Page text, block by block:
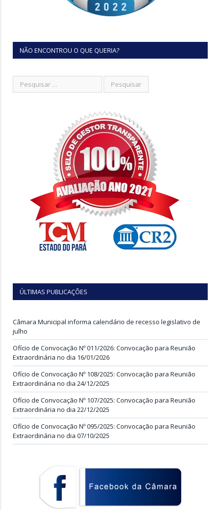
NÃO ENCONTROU O QUE QUERIA?
ÚLTIMAS PUBLICAÇÕES
Câmara Municipal informa calendário de recesso legislativo de
julho
Ofício de Convocação Nº 011/2026: Convocação para Reunião
Extraordinária no dia 16/01/2026
Ofício de Convocação Nº 108/2025: Convocação para Reunião
Extraordinária no dia 24/12/2025
Ofício de Convocação Nº 107/2025: Convocação para Reunião
Extraordinária no dia 22/12/2025
Ofício de Convocação Nº 095/2025: Convocação para Reunião
Extraordinária no dia 07/10/2025